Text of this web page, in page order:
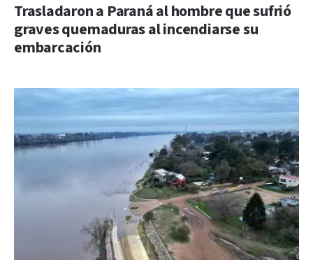
Trasladaron a Paraná al hombre que sufrió
graves quemaduras al incendiarse su
embarcación